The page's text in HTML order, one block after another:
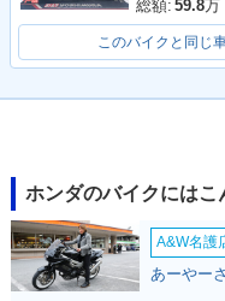
総額: 59.8万
このバイクと同じ
ホンダのバイクには
A&W名護
あーやー